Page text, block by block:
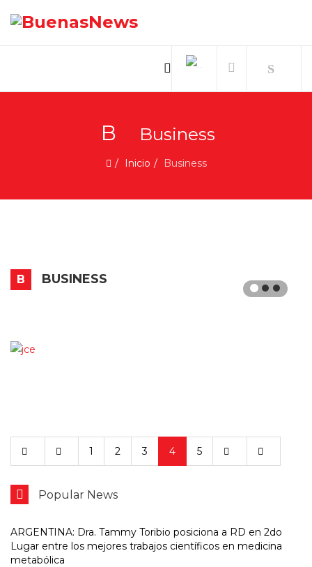
B Business
Inicio Business
B BUSINESS
1 2 3 4 5
Popular News
ARGENTINA: Dra. Tammy Toribio posiciona a RD en 2do
Lugar entre los mejores trabajos científicos en medicina
metabólica